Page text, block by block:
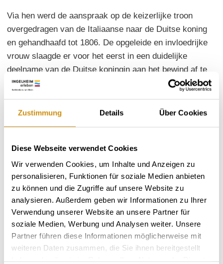
Zustimmung Details Über Cookies
Diese Webseite verwendet Cookies
Wir verwenden Cookies, um Inhalte und Anzeigen zu
personalisieren, Funktionen für soziale Medien anbieten
zu können und die Zugriffe auf unsere Website zu
analysieren. Außerdem geben wir Informationen zu Ihrer
Verwendung unserer Website an unsere Partner für
soziale Medien, Werbung und Analysen weiter. Unsere
Partner führen diese Informationen möglicherweise mit
weiteren Daten zusammen, die Sie ihnen bereitgestellt
Via hen werd de aanspraak op de keizerlijke troon
overgedragen van de Italiaanse naar de Duitse koning
en gehandhaafd tot 1806. De opgeleide en invloedrijke
vrouw slaagde er voor het eerst in een duidelijke
deelname van de Duitse koningin aan het bewind af te
dwingen. Als schoolvoorbeeld van een christelijke
vereerd in de Elzas. Adelheid - keizerin sinds 962 - is
Deelnemers per gids:
maximaal 15 personen
Boekingsdeadline:14 dagen van tevoren
Prijs per groep:45 euro plus museumtoegang voor
groepen vanaf 2 euro / per persoon vanaf 18 jaar
Vreemde talen:60 euro (Engels & Frans) plus toegang
tot het museum voor groepen vanaf 2 euro / per